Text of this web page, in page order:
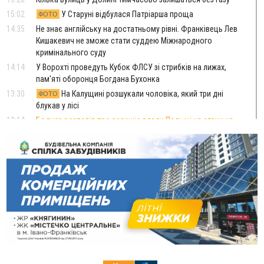
15:02
ФОТО
У Старуні відбулася Патріарша проща
14:35
Не знає англійську на достатньому рівні. Франківець Лев
Кишакевич не зможе стати суддею Міжнародного
кримінального суду
14:14
У Ворохті проведуть Кубок ФЛСУ зі стрибків на лижах,
пам'яті оборонця Богдана Бухонка
13:30
ФОТО
На Калущині розшукали чоловіка, який три дні
блукав у лісі
13:14
Боднар розповів про реакцію влади Польщі на атаки на
12:31
ВІДЕО "Едельвейси" щемливо привітали рідну Коломию з
Днем міста
11:55
Вчора у Франківську, Коломиї, Долині та Яремче
зафіксували рекордну спеку
11:45
У Надвірній п'яна жінка побила малолітнього хлопчика: суд
призначив штраф і 30 тисяч компенсації
11:17
У басейні Дністра встановилася гідрологічна посуха - рівні
води наблизилися до найнижчих показників